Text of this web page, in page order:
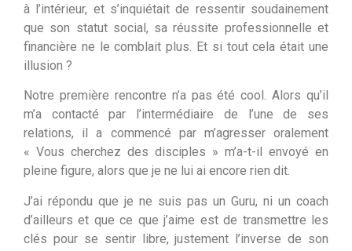
à l’intérieur, et s’inquiétait de ressentir soudainement
que son statut social, sa réussite professionnelle et
financière ne le comblait plus. Et si tout cela était une
illusion ?
Notre première rencontre n’a pas été cool. Alors qu’il
m’a contacté par l’intermédiaire de l’une de ses
relations, il a commencé par m’agresser oralement
« Vous cherchez des disciples » m’a-t-il envoyé en
pleine figure, alors que je ne lui ai encore rien dit.
J’ai répondu que je ne suis pas un Guru, ni un coach
d’ailleurs et que ce que j’aime est de transmettre les
clés pour se sentir libre, justement l’inverse de son